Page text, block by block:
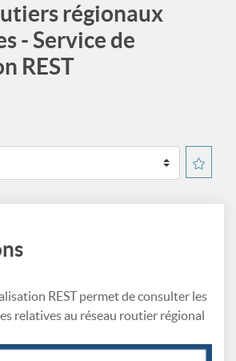
régionaux
- Service de
REST
REST permet de consulter les
relatives au réseau routier régional